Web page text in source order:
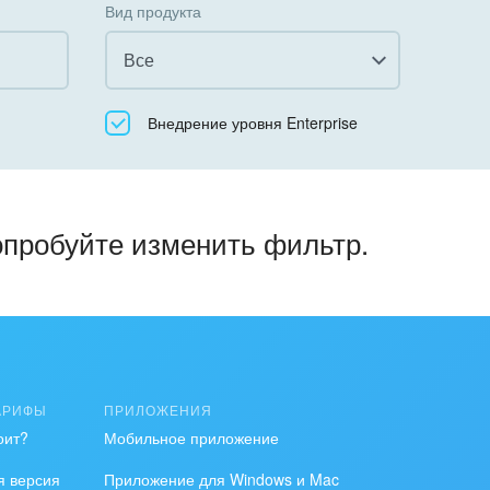
Вид продукта
Все
ВсеВнедрение уровня Enterprise
изменить фильтр.
версия
ПРИЛОЖЕНИЯ
Мобильное приложение
Приложение для Windows и Mac